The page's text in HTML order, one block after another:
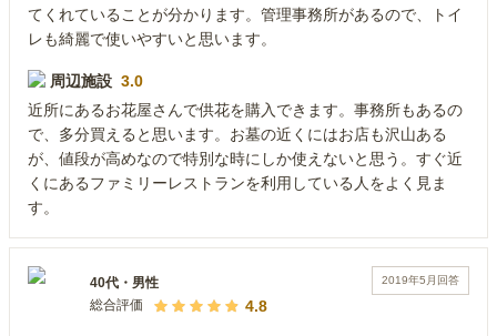
てくれていることが分かります。管理事務所があるので、トイ
レも綺麗で使いやすいと思います。
周辺施設 3.0
近所にあるお花屋さんで供花を購入できます。事務所もあるの
で、多分買えると思います。お墓の近くにはお店も沢山ある
が、値段が高めなので特別な時にしか使えないと思う。すぐ近
くにあるファミリーレストランを利用している人をよく見ま
す。
2019年5月 回答
40代 ・ 男性
総合評価
4.8